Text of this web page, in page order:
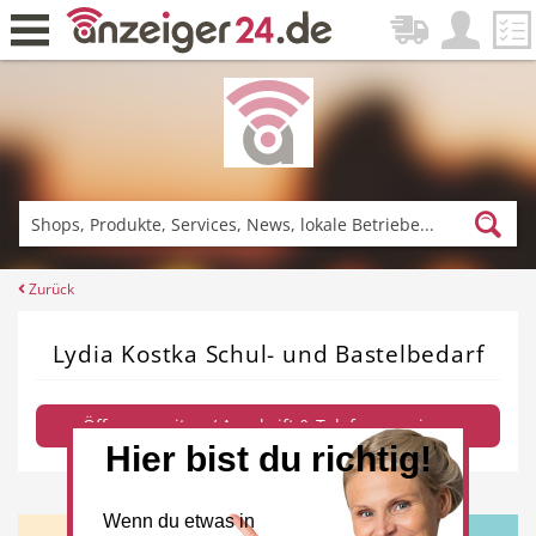
Zurück
Fitness & Sport Einkaufen
DE-News News
Zurück
Lydia Kostka Schul- und Bastelbedarf
Öffnungszeiten / Anschrift & Telefon anzeigen
Hier bist du richtig!
Wenn du etwas in